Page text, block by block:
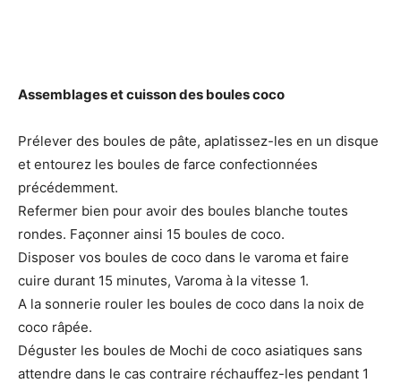
Assemblages et cuisson des boules coco
Prélever des boules de pâte, aplatissez-les en un disque
et entourez les boules de farce confectionnées
précédemment.
Refermer bien pour avoir des boules blanche toutes
rondes. Façonner ainsi 15 boules de coco.
Disposer vos boules de coco dans le varoma et faire
cuire durant 15 minutes, Varoma à la vitesse 1.
A la sonnerie rouler les boules de coco dans la noix de
coco râpée.
Déguster les boules de Mochi de coco asiatiques sans
attendre dans le cas contraire réchauffez-les pendant 1